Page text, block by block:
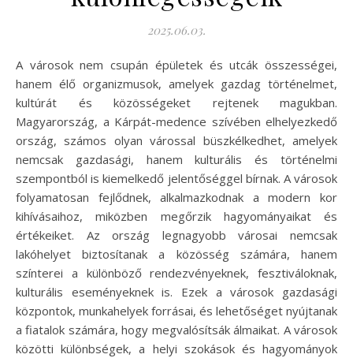
2025.06.03.
A városok nem csupán épületek és utcák összességei,
hanem élő organizmusok, amelyek gazdag történelmet,
kultúrát és közösségeket rejtenek magukban.
Magyarország, a Kárpát-medence szívében elhelyezkedő
ország, számos olyan várossal büszkélkedhet, amelyek
nemcsak gazdasági, hanem kulturális és történelmi
szempontból is kiemelkedő jelentőséggel bírnak. A városok
folyamatosan fejlődnek, alkalmazkodnak a modern kor
kihívásaihoz, miközben megőrzik hagyományaikat és
értékeiket. Az ország legnagyobb városai nemcsak
lakóhelyet biztosítanak a közösség számára, hanem
színterei a különböző rendezvényeknek, fesztiváloknak,
kulturális eseményeknek is. Ezek a városok gazdasági
központok, munkahelyek forrásai, és lehetőséget nyújtanak
a fiatalok számára, hogy megvalósítsák álmaikat. A városok
közötti különbségek, a helyi szokások és hagyományok